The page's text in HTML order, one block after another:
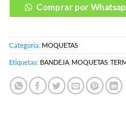
Comprar por
Categoría: MOQUETAS
Etiquetas: BANDEJA MOQUETAS